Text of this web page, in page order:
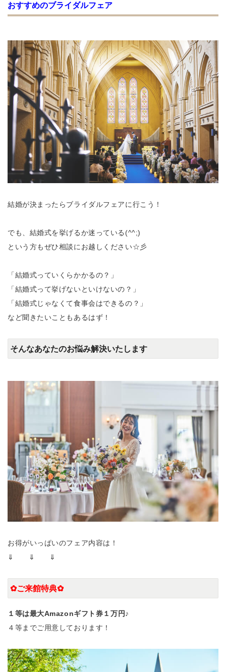
おすすめのブライダルフェア
結婚が決まったらブライダルフェアに行こう！
でも、結婚式を挙げるか迷っている(^^;)
という方もぜひ相談にお越しください☆彡
「結婚式っていくらかかるの？」
「結婚式って挙げないといけないの？」
「結婚式じゃなくて食事会はできるの？」
など聞きたいこともあるはず！
そんなあなたのお悩み解決いたします
お得がいっぱいのフェア内容は！
⇓ ⇓ ⇓
✿ご来館特典✿
１等は最大Amazonギフト券１万円♪
４等までご用意しております！